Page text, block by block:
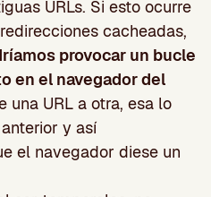
URLs. Si esto ocurre
cacheadas,
provocar un bucle
en el navegador del
una URL a otra, esa lo
y así
el navegador diese un